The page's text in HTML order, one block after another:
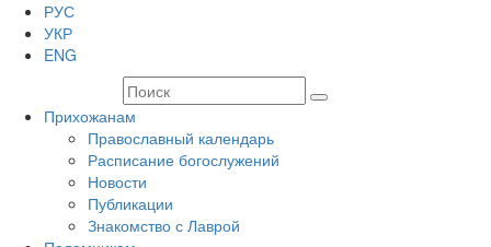
РУС
УКР
ENG
Прихожанам
Православный календарь
Расписание богослужений
Новости
Публикации
Знакомство с Лаврой